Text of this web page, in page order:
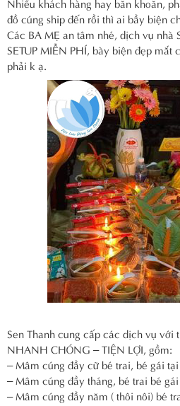
đồ cúng ship đến rồi thì ai bầy biện
Các BA MẸ an tâm nhé, dịch vụ nhà
SETUP MIỄN PHÍ, bày biện đẹp
phải k ạ.
Sen Thanh cung cấp các dịch vụ với
NHANH CHÓNG – TIỆN LỢI, gồm:
– Mâm cúng đầy cữ bé trai, bé gái
– Mâm cúng đầy tháng, bé trai bé
– Mâm cúng đầy năm ( thôi nôi) bé